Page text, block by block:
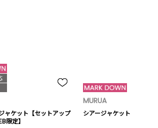
ャケット【セットアップ
限定】
MURUA
シアージャケット